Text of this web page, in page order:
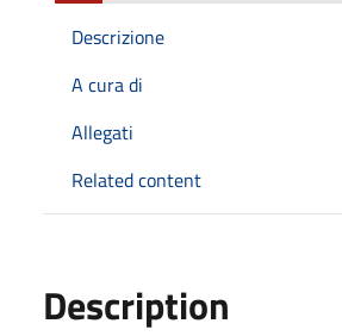
Descrizione
A cura di
Allegati
Related content
Description